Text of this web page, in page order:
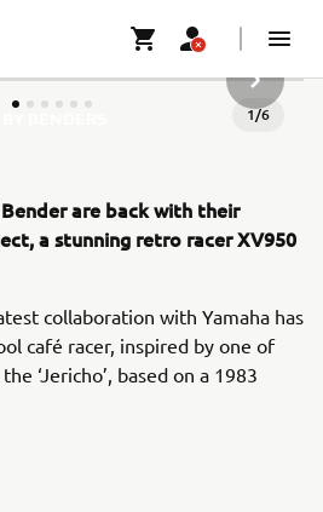
1/6
DALŠÍ
are back with their
a stunning retro racer XV950
collaboration with Yamaha has
café racer, inspired by one of
‘Jericho’, based on a 1983